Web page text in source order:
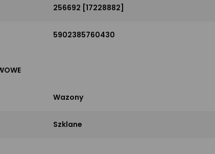
256692 [17228882]
5902385760430
Wazony
Szklane